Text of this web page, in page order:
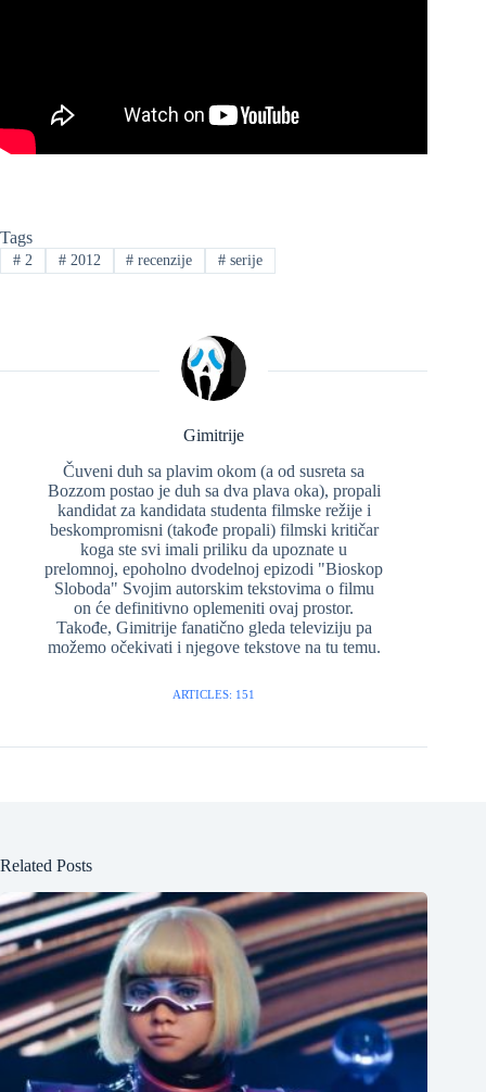
Tags
#2 #2012 # recenzije # serije
Gimitrije
Čuveni duh sa plavim okom (a od susreta sa
Bozzom postao je duh sa dva plava oka), propali
kandidat za kandidata studenta filmske režije i
beskompromisni (takođe propali) filmski kritičar
koga ste svi imali priliku da upoznate u
prelomnoj, epoholno dvodelnoj epizodi "Bioskop
Sloboda" Svojim autorskim tekstovima o filmu
on će definitivno oplemeniti ovaj prostor.
Takođe, Gimitrije fanatično gleda televiziju pa
možemo očekivati i njegove tekstove na tu temu.
ARTICLES: 151
Related Posts